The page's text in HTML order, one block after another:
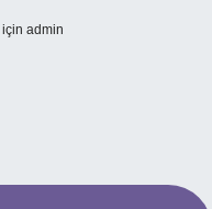
için admin